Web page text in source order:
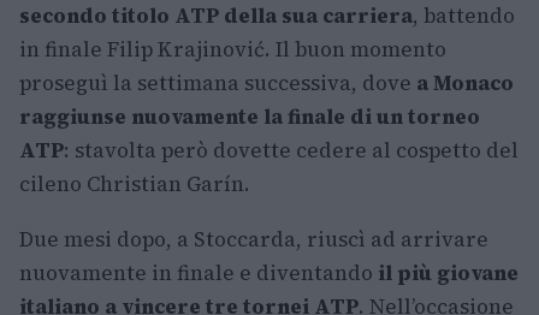
secondo titolo ATP della sua carriera, battendo
in finale Filip Krajinović. Il buon momento
proseguì la settimana successiva, dove a Monaco
raggiunse nuovamente la finale di un torneo
ATP: stavolta però dovette cedere al cospetto del
cileno Christian Garín.
Due mesi dopo, a Stoccarda, riuscì ad arrivare
nuovamente in finale e diventando il più giovane
italiano a vincere tre tornei ATP. Nell’occasione